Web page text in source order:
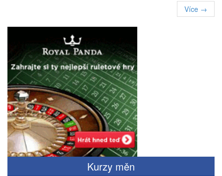
Více →
Kurzy měn